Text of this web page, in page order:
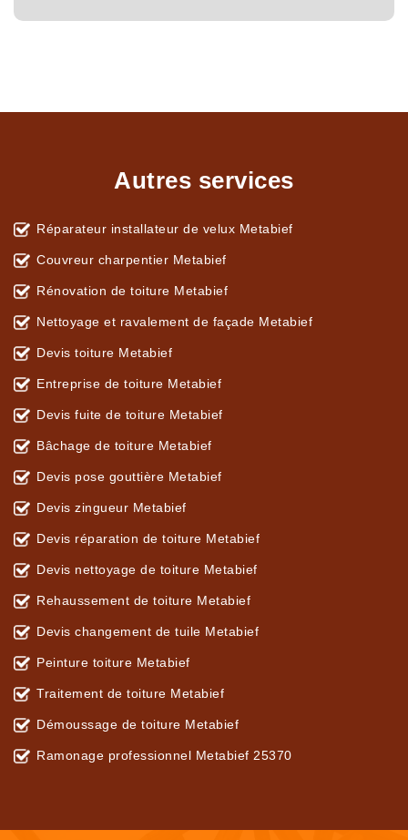
Autres services
Réparateur installateur de velux Metabief
Couvreur charpentier Metabief
Rénovation de toiture Metabief
Nettoyage et ravalement de façade Metabief
Devis toiture Metabief
Entreprise de toiture Metabief
Devis fuite de toiture Metabief
Bâchage de toiture Metabief
Devis pose gouttière Metabief
Devis zingueur Metabief
Devis réparation de toiture Metabief
Devis nettoyage de toiture Metabief
Rehaussement de toiture Metabief
Devis changement de tuile Metabief
Peinture toiture Metabief
Traitement de toiture Metabief
Démoussage de toiture Metabief
Ramonage professionnel Metabief 25370